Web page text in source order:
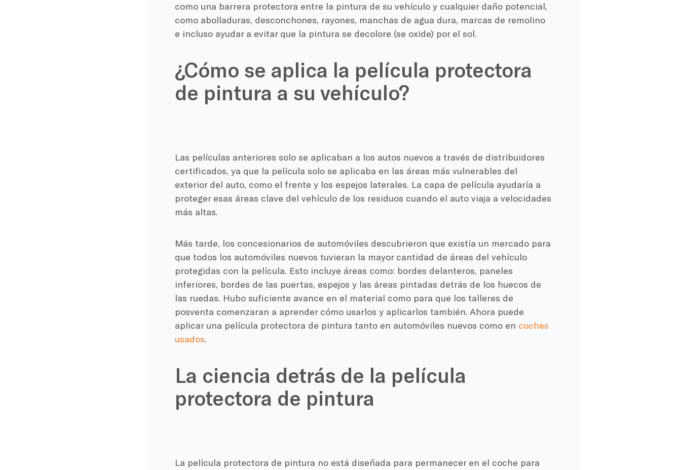
como una barrera protectora entre la pintura de su vehículo y cualquier daño potencial,
como abolladuras, desconchones, rayones, manchas de agua dura, marcas de remolino
e incluso ayudar a evitar que la pintura se decolore (se oxide) por el sol.
¿Cómo se aplica la película protectora
de pintura a su vehículo?
Las películas anteriores solo se aplicaban a los autos nuevos a través de distribuidores
certificados, ya que la película solo se aplicaba en las áreas más vulnerables del
exterior del auto, como el frente y los espejos laterales. La capa de película ayudaría a
proteger esas áreas clave del vehículo de los residuos cuando el auto viaja a velocidades
más altas.
Más tarde, los concesionarios de automóviles descubrieron que existía un mercado para
que todos los automóviles nuevos tuvieran la mayor cantidad de áreas del vehículo
protegidas con la película. Esto incluye áreas como: bordes delanteros, paneles
inferiores, bordes de las puertas, espejos y las áreas pintadas detrás de los huecos de
las ruedas. Hubo suficiente avance en el material como para que los talleres de
posventa comenzaran a aprender cómo usarlos y aplicarlos también. Ahora puede
aplicar una película protectora de pintura tanto en automóviles nuevos como en coches
usados.
La ciencia detrás de la película
protectora de pintura
La película protectora de pintura no está diseñada para permanecer en el coche para